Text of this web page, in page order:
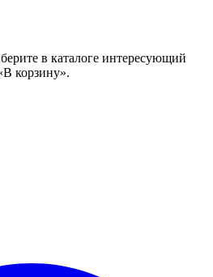
в каталоге интересующий
корзину».